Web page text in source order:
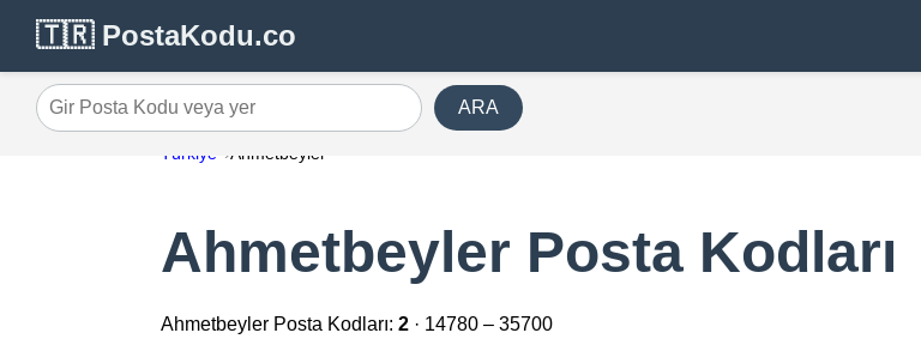
🇹🇷 PostaKodu.co
Gir Posta Kodu veya yer ARA
Türkiye Ahmetbeyler
Ahmetbeyler Posta Kodları
Ahmetbeyler Posta Kodları:2 · 14780 – 35700